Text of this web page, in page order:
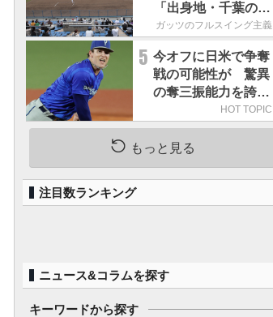
「出身地・千葉の話
の続き。昔から野球
す」
ガッツのフルスイング主義
5 今オフに日米で争奪
戦の可能性が 驚異
の奪三振能力を誇る
「最速160キロ右腕」
は
HOT TOPIC
もっと見る
注目数ランキング
ニュース&コラムを探す
キーワードから探す